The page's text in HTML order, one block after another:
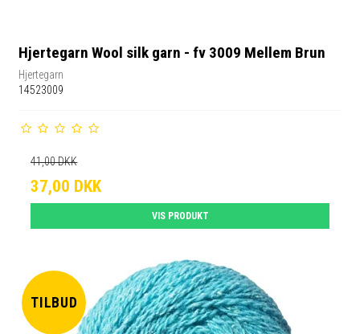
Hjertegarn Wool silk garn - fv 3009 Mellem Brun
Hjertegarn
14523009
41,00 DKK
37,00 DKK
VIS PRODUKT
TILBUD